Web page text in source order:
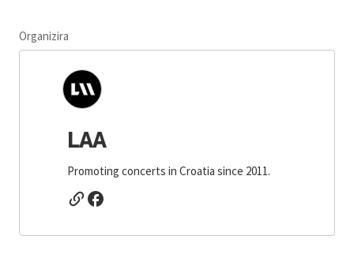
Organizira
LAA
Promoting concerts in Croatia since 2011.